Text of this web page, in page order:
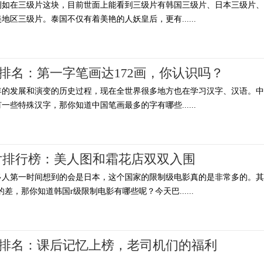
在三级片这块，目前世面上能看到三级片有韩国三级片、日本三级片
区三级片。泰国不仅有着美艳的人妖皇后，更有......
名：第一字笔画达172画，你认识吗？
发展和演变的历史过程，现在全世界很多地方也在学习汉字、汉语。
些特殊汉字，那你知道中国笔画最多的字有哪些......
行榜：美人图和霜花店双双入围
第一时间想到的会是日本，这个国家的限制级电影真的是非常多的。
差，那你知道韩国r级限制电影有哪些呢？今天巴......
名：课后记忆上榜，老司机们的福利